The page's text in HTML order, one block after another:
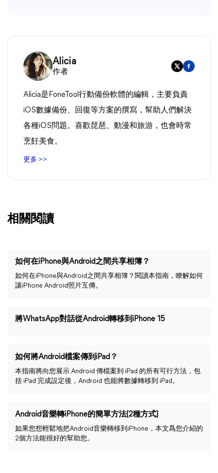
Alicia
作者
Alicia是FoneTool行動備份軟體的編輯，主要負責
iOS數據備份、回復等方案的撰寫，幫助人們解決
各種iOS問題。喜歡琵琶、動漫和旅游，也會時常
烹飪美食。
更多 >>
相關閱讀
如何在iPhone與Android之間共享相簿？
如何在iPhone與Android之間共享相簿？閱讀本指南，瞭解如何
讓iPhone Android照片互傳。
將WhatsApp對話從Android轉移到iPhone 15
如何將Android檔案傳到iPad？
本指南將向您展示 Android 傳檔案到 iPad 的所有可行方法，包
括 iPad 完成設定後，Android 也能將數據轉移到 iPad。
Android音樂轉iPhone的簡單方法[2種方式]
如果您想輕鬆地把Android音樂轉移到iPhone，本文爲您介紹的
2個方法能很好的幫助您。